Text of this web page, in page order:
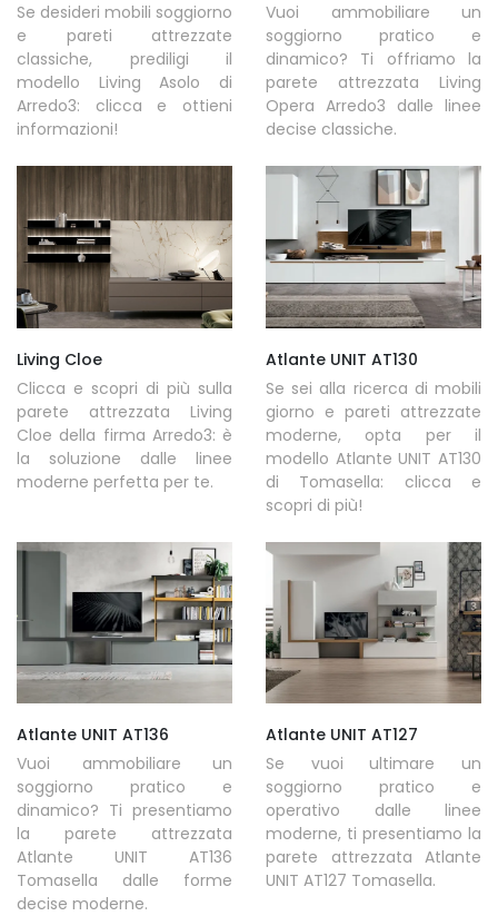
Se desideri mobili soggiorno
e pareti attrezzate
classiche, prediligi il
modello Living Asolo di
Arredo3: clicca e ottieni
informazioni!
Vuoi ammobiliare un
soggiorno pratico e
dinamico? Ti offriamo la
parete attrezzata Living
Opera Arredo3 dalle linee
decise classiche.
Living Cloe
Clicca e scopri di più sulla
parete attrezzata Living
Cloe della firma Arredo3: è
la soluzione dalle linee
moderne perfetta per te.
Atlante UNIT AT130
Se sei alla ricerca di mobili
giorno e pareti attrezzate
moderne, opta per il
modello Atlante UNIT AT130
di Tomasella: clicca e
scopri di più!
Atlante UNIT AT136
Vuoi ammobiliare un
soggiorno pratico e
dinamico? Ti presentiamo
la parete attrezzata
Atlante UNIT AT136
Tomasella dalle forme
decise moderne.
Atlante UNIT AT127
Se vuoi ultimare un
soggiorno pratico e
operativo dalle linee
moderne, ti presentiamo la
parete attrezzata Atlante
UNIT AT127 Tomasella.